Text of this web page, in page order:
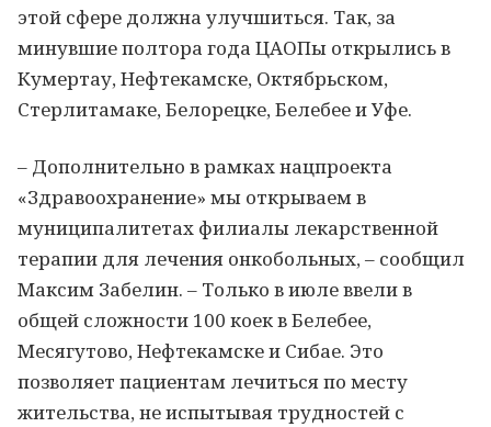
этой сфере должна улучшиться. Так, за
минувшие полтора года ЦАОПы открылись в
Кумертау, Нефтекамске, Октябрьском,
Стерлитамаке, Белорецке, Белебее и Уфе.
– Дополнительно в рамках нацпроекта
«Здравоохранение» мы открываем в
муниципалитетах филиалы лекарственной
терапии для лечения онкобольных, – сообщил
Максим Забелин. – Только в июле ввели в
общей сложности 100 коек в Белебее,
Месягутово, Нефтекамске и Сибае. Это
позволяет пациентам лечиться по месту
жительства, не испытывая трудностей с